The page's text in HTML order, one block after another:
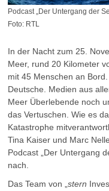
Podcast „Der Untergang der
Foto: RTL
In der Nacht zum 25.
Meer, rund 20 Kilometer
mit 45 Menschen an
Deutsche. Medien aus
Meer Überlebende noch
das Vertuschen. Wie es
Katastrophe
Tina Kaiser und Marc
Podcast „Der Untergang
nach.
Das Team von „stern